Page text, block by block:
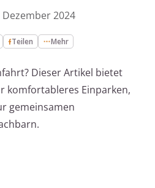
Dezember 2024
Teilen Mehr
Dieser Artikel bietet
komfortableres Einparken,
gemeinsamen